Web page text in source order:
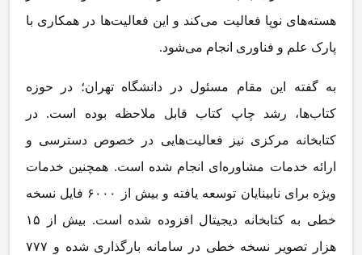
هسته‌های نوپا فعالیت می‌کند و این فعالیت‌ها در همکاری با
پارک علم و فناوری انجام می‌شود.
به گفته این مقام مسئول در دانشگاه تهران؛ در حوزه
کتاب‌ها، رشد چاپ کتاب قابل ملاحظه بوده است. در
کتابخانه مرکزی نیز فعالیت‌هایی در خصوص دسترسی و
ارائه خدمات مشاوره‌ای انجام شده است. همچنین خدمات
ویژه برای نابینایان توسعه یافته و بیش از ۶۰۰۰ فایل نسخه
خطی به کتابخانه دیجیتال افزوده شده است. بیش از ۱۵
هزار تصویر نسخه خطی در سامانه بارگذاری شده و ۷۷۷